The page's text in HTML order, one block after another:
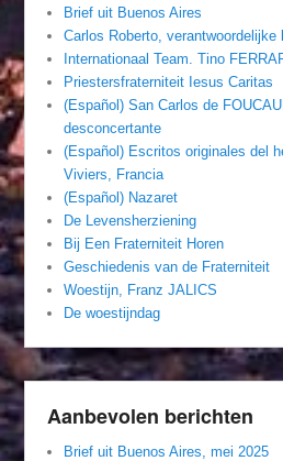
Brief uit Buenos Aires
Carlos Roberto, verantwoordelijke
Internationaal Team. Tino
Priestersfraterniteit Iesus Caritas
(Español) San Carlos de
desconcertante
(Español) Escritos originales del
Viviers, Francia
(Español) Nazaret
De Levensherziening
Bij Een Fraterniteit Horen
Geschiedenis van de Fraterniteit
Woestijn, Franz JALICS
De woestijndag
Aanbevolen berichten
Brief uit Buenos Aires, mei 2025